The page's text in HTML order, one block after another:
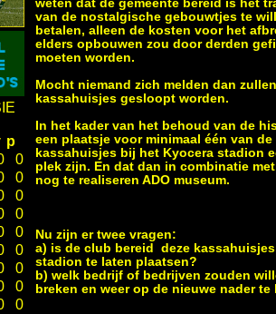
p
0
0
0
0
0
0
0
0
0
weten dat de gemeente bereid is het
van de nostalgische gebouwtjes te
betalen, alleen de kosten voor het
elders opbouwen zou door derden
moeten worden.
Mocht niemand zich melden dan
kassahuisjes gesloopt worden.
In het kader van het behoud van de
een plaatsje voor minimaal één van de
kassahuisjes bij het Kyocera stadion
plek zijn. En dat dan in combinatie
nog te realiseren ADO museum.
Nu zijn er twee vragen:
a) is de club bereid deze
stadion te laten plaatsen?
b) welk bedrijf of bedrijven zouden
breken en weer op de nieuwe nader